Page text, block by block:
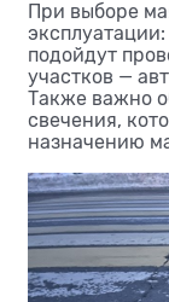
При выборе
подойдут
участков —
Также важно
свечения,
назначению